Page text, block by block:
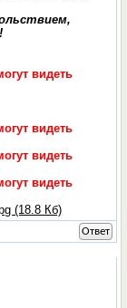
видеть
видеть
видеть
видеть
(18.8 Кб)
Ответ